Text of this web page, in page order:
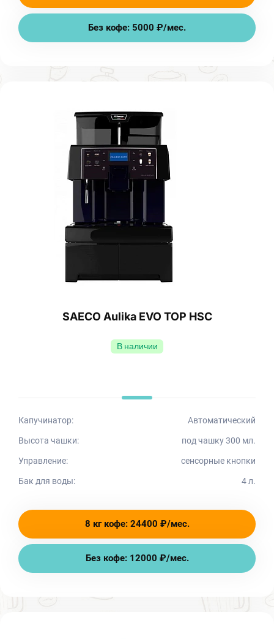
Без кофе: 5000 ₽/мес.
SAECO Aulika EVO TOP HSC
В наличии
Капучинатор: Автоматический
Высота чашки: под чашку 300 мл.
Управление: сенсорные кнопки
Бак для воды: 4 л.
8 кг кофе: 24400 ₽/мес.
Без кофе: 12000 ₽/мес.